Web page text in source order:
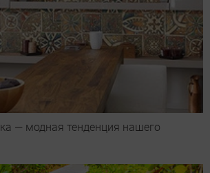
— модная тенденция нашего